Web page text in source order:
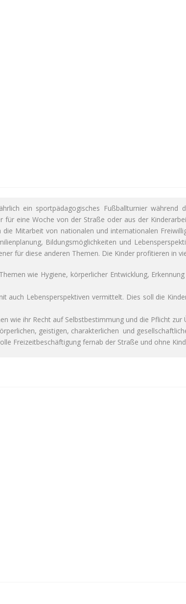
ein sportpädagogisches Fußballturnier
eine Woche von der Straße oder aus der
Mitarbeit von nationalen und internationalen
Bildungsmöglichkeiten und
für diese anderen Themen. Die Kinder profitieren in
wie Hygiene, körperlicher Entwicklung,
auch Lebensperspektiven vermittelt. Dies soll die
wie ihr Recht auf Selbstbestimmung und die Pflicht
geistigen, charakterlichen und
Freizeitbeschäftigung fernab der Straße und ohne